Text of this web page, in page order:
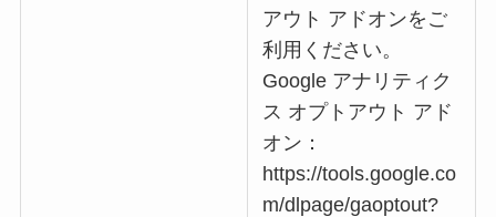
アウト アドオンをご
利用ください。
Google アナリティク
ス オプトアウト アド
オン：
https://tools.google.co
m/dlpage/gaoptout?